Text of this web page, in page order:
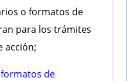
o formatos de
para los trámites
acción;
de